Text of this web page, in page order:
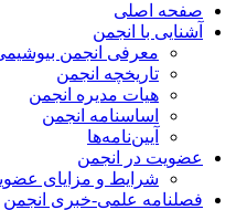
صفحه اصلی
آشنایی با انجمن
معرفی انجمن بیوشیمی
تاریخچه انجمن
هیات مدیره انجمن
اساسنامه‌ انجمن
آیین‌نامه‌ها
عضویت در انجمن
شرایط و مزایای
فصلنامه علمی-خبری انجمن